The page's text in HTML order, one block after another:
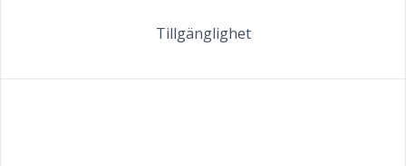
Tillgänglighet